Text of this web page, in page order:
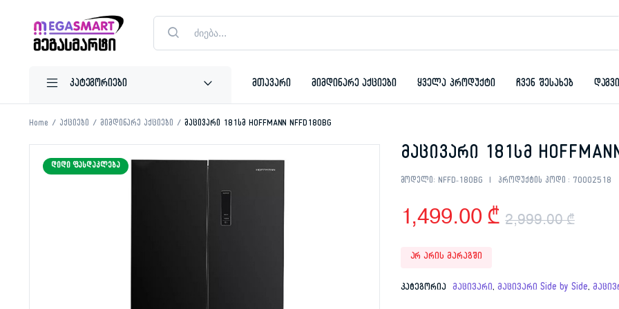
Products
search
მთავარი მიმდინარე აქციები ყველა პროდუქტი ჩვენ შესახებ
Home აქციები მიმდინარე აქციები მაცივარი 181სმ HOFFMANN NFFD180BG
ᲓᲘᲓᲘ ᲤᲐᲡᲓᲐᲙᲚᲔᲑᲐ მაცივარი 181სმ
მოდელი: NFFD-180BG პროდუქტის კოდი : 70002518
2,999.00₾
1,499.00 ₾
არ არის მარაგში
კატეგორია მაცივარი, მაცივარი Side by Side,